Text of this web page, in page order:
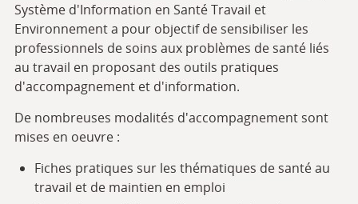
Système d'Information en Santé Travail et
Environnement a pour objectif de sensibiliser les
professionnels de soins aux problèmes de santé liés
au travail en proposant des outils pratiques
d'accompagnement et d'information.
De nombreuses modalités d'accompagnement sont
mises en oeuvre :
Fiches pratiques sur les thématiques de santé au
travail et de maintien en emploi